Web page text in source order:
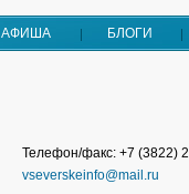
АФИША БЛОГИ
Телефон/факс: +7 (3822)
vseverskeinfo@mail.ru